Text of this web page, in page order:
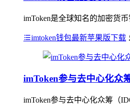
imToken是全球知名的加密货
imtoken钱包最新苹果版下载
imToken参与去中心化众
imToken参与去中心化众筹（